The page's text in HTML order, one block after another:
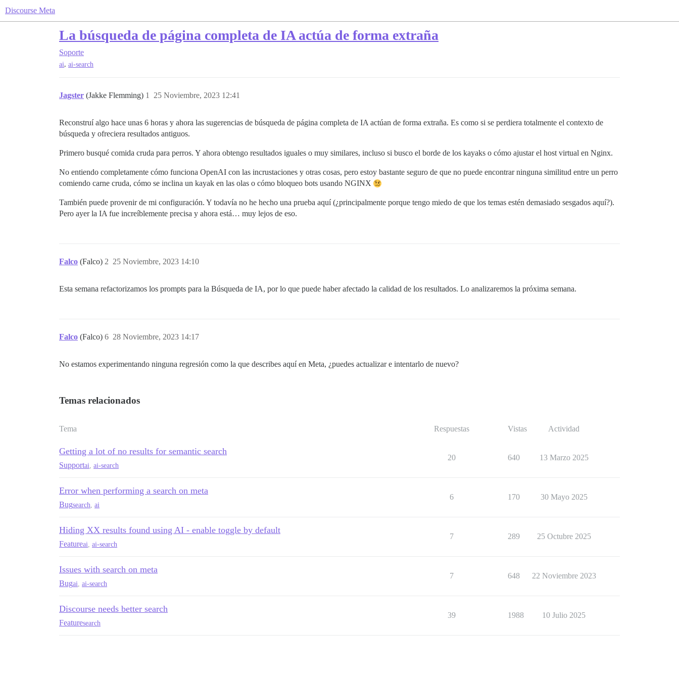
Discourse Meta
La búsqueda de página completa de IA actúa de forma extraña
Soporte
ai, ai-search
Jagster (Jakke Flemming) 25 Noviembre, 2023 12:41
1
Reconstruí algo hace unas 6 horas y ahora las sugerencias de búsqueda de página completa de IA actúan de forma extraña. Es como si se perdiera totalmente el contexto de
búsqueda y ofreciera resultados antiguos.
Primero busqué comida cruda para perros. Y ahora obtengo resultados iguales o muy similares, incluso si busco el borde de los kayaks o cómo ajustar el host virtual en Nginx.
No entiendo completamente cómo funciona OpenAI con las incrustaciones y otras cosas, pero estoy bastante seguro de que no puede encontrar ninguna similitud entre un perro
comiendo carne cruda, cómo se inclina un kayak en las olas o cómo bloqueo bots usando NGINX
También puede provenir de mi configuración. Y todavía no he hecho una prueba aquí (¿principalmente porque tengo miedo de que los temas estén demasiado sesgados aquí?).
Pero ayer la IA fue increíblemente precisa y ahora está… muy lejos de eso.
Falco (Falco) 25 Noviembre, 2023 14:10
2
Esta semana refactorizamos los prompts para la Búsqueda de IA, por lo que puede haber afectado la calidad de los resultados. Lo analizaremos la próxima semana.
Falco (Falco) 28 Noviembre, 2023 14:17
6
No estamos experimentando ninguna regresión como la que describes aquí en Meta, ¿puedes actualizar e intentarlo de nuevo?
Temas relacionados
Tema Respuestas Vistas Actividad
Getting a lot of no results for semantic search
Supportai ai-search
20 640 13 Marzo 2025
Error when performing a search on meta
Bugsearch ai
6 170 30 Mayo 2025
Hiding XX results found using AI - enable toggle by default
Featureai ai-search
7 289 25 Octubre 2025
Issues with search on meta
Bugai ai-search
7 648 22 Noviembre 2023
Discourse needs better search
Featuresearch
39 1988 10 Julio 2025